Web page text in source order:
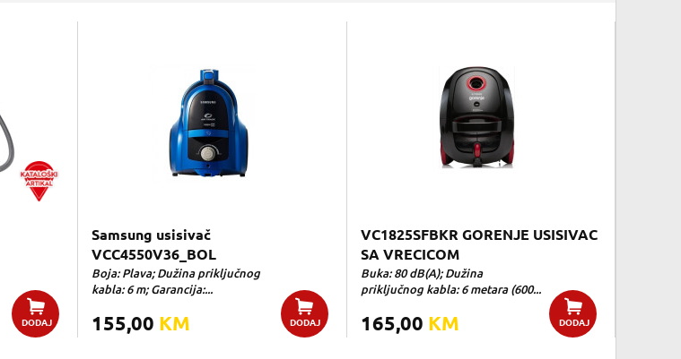
DODAJ
Samsung usisivač
VCC4550V36_BOL
Boja: Plava; Dužina priključnog
kabla: 6 m; Garancija:...
155,00 KM DODAJ
VC1825SFBKR GORENJE USISIVAC
SA VRECICOM
Buka: 80 dB(A); Dužina
priključnog kabla: 6 metara (600...
165,00 KM DODAJ